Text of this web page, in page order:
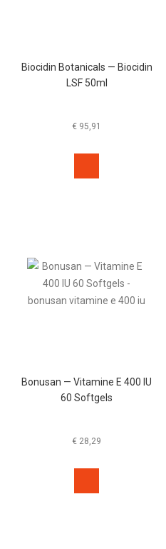
Biocidin Botanicals — Biocidin
LSF 50ml
€ 95,91
Bonusan — Vitamine E 400 IU
60 Softgels
€ 28,29